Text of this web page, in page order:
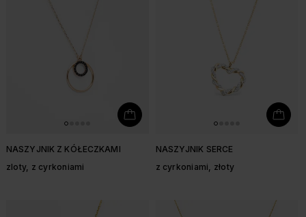
NASZYJNIK Z KÓŁECZKAMI
zloty, z cyrkoniami
NASZYJNIK SERCE
z cyrkoniami, złoty